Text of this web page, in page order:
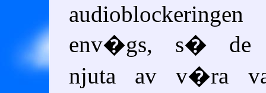
audioblockeringen
env�gs, s� de
njuta av v�ra